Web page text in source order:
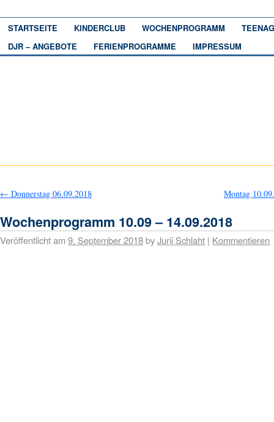
STARTSEITE KINDERCLUB WOCHENPROGRAMM
DJR – ANGEBOTE
FERIENPROGRAMME IMPRESSUM
← Donnerstag 06.09.2018 Montag
Wochenprogramm 10.09 – 14.09.2018
Veröffentlicht am9. September 2018byJurij Schlaht | Kommentieren